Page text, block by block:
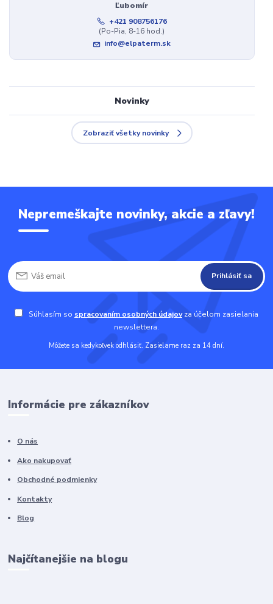
Ľubomír
+421 908756176
(Po-Pia, 8-16 hod.)
info@elpaterm.sk
Novinky
Zobraziť všetky novinky
Nepremeškajte novinky, akcie a zľavy!
Prihlásiť sa
Súhlasím so spracovaním osobných údajovza účelom zasielania
newslettera.
Môžete sa kedykoľvek odhlásiť. Zasielame raz za 14 dní.
Informácie pre zákazníkov
O nás
Ako nakupovať
Obchodné podmienky
Kontakty
Blog
Najčítanejšie na blogu